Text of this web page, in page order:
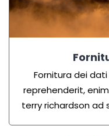
Fornitura dei
reprehenderit,
terry richardson ad